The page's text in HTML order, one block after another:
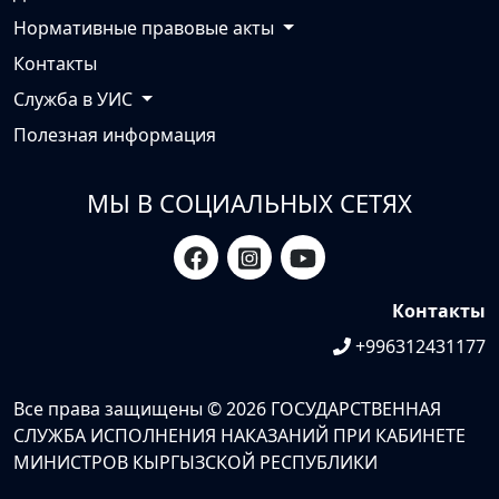
Нормативные правовые акты
Контакты
Служба в УИС
Полезная информация
МЫ В СОЦИАЛЬНЫХ СЕТЯХ
Контакты
+996312431177
Все права защищены © 2026 ГОСУДАРСТВЕННАЯ
СЛУЖБА ИСПОЛНЕНИЯ НАКАЗАНИЙ ПРИ КАБИНЕТЕ
МИНИСТРОВ КЫРГЫЗСКОЙ РЕСПУБЛИКИ